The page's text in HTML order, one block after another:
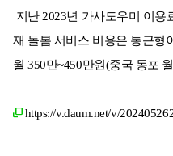
지난 2023년 가사도우미 이용
재 돌봄 서비스 비용은 통근형
월 350만~450만원(중국 동포
https://v.daum.net/v/